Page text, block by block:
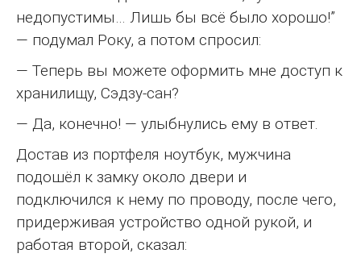
недопустимы… Лишь бы всё было хорошо!”
— подумал Року, а потом спросил:
— Теперь вы можете оформить мне доступ к
хранилищу, Сэдзу-сан?
— Да, конечно! — улыбнулись ему в ответ.
Достав из портфеля ноутбук, мужчина
подошёл к замку около двери и
подключился к нему по проводу, после чего,
придерживая устройство одной рукой, и
работая второй, сказал: